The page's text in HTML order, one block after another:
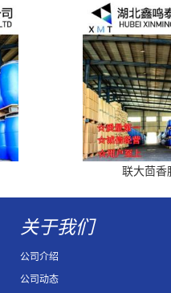
联大茴香
关于我们
公司介绍
公司动态